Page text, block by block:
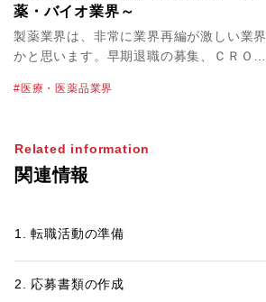
薬・バイオ業界～
製薬業界は、非常に業界再編が激しい業界
かと思います。早期退職の募集、ＣＲＯの
かけても多くのニュースがありました。同
がら柔軟に経験値を積んでいく必要がある
と思っています。 パソナでは、積極的に
求職者の方々皆様に合った情報提供や求人
数在籍しておりますので、転職や採用に関
医療・医薬品業界
Related information
関連情報
1. 転職活動の準備
2. 応募書類の作成